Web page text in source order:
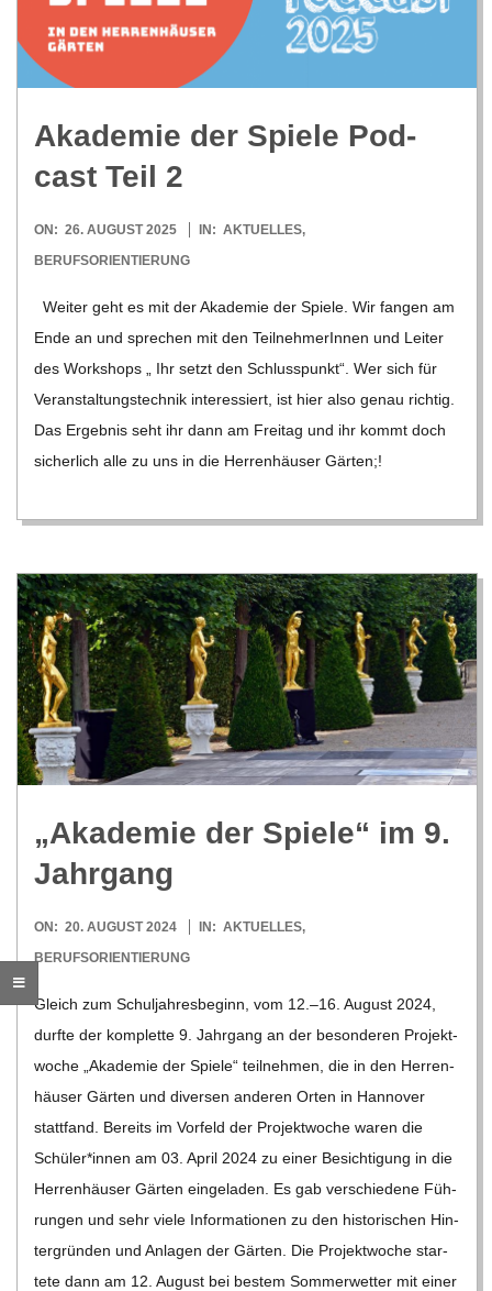
R
E
G
O
L
D
S
C
H
M
I
D
T
-
S
C
H
U
L
E
Aka­de­mie der Spiele Pod­
cast Teil 2
2025-
08-
ON: 26. AUGUST 2025 IN: AKTUELLES,
BERUFSORIENTIERUNG
Wei­ter geht es mit der Aka­de­mie der Spiele. Wir fan­gen am
Ende an und spre­chen mit den Teil­neh­me­rIn­nen und Lei­ter
des Work­shops „ Ihr setzt den Schluss­punkt“. Wer sich für
Ver­an­stal­tungs­tech­nik inter­es­siert, ist hier also genau rich­tig.
Das Ergeb­nis seht ihr dann am Frei­tag und ihr kommt doch
sicher­lich alle zu uns in die Her­ren­häu­ser Gär­ten;!
„Aka­de­mie der Spiele“ im 9.
Jahrgang
2024-
08-
ON: 20. AUGUST 2024 IN: AKTUELLES,
BERUFSORIENTIERUNG
Gleich zum Schul­jah­res­be­ginn, vom 12.–16. August 2024,
durfte der kom­plette 9. Jahr­gang an der beson­de­ren Pro­jekt­
wo­che „Aka­de­mie der Spiele“ teil­neh­men, die in den Her­ren­
häu­ser Gär­ten und diver­sen ande­ren Orten in Han­no­ver
statt­fand. Bereits im Vor­feld der Pro­jekt­wo­che waren die
Schüler*innen am 03. April 2024 zu einer Besich­ti­gung in die
Her­ren­häu­ser Gär­ten ein­ge­la­den. Es gab ver­schie­dene Füh­
run­gen und sehr viele Infor­ma­tio­nen zu den his­to­ri­schen Hin­
ter­grün­den und Anla­gen der Gär­ten. Die Pro­jekt­wo­che star­
tete dann am 12. August bei bes­tem Som­mer­wet­ter mit einer